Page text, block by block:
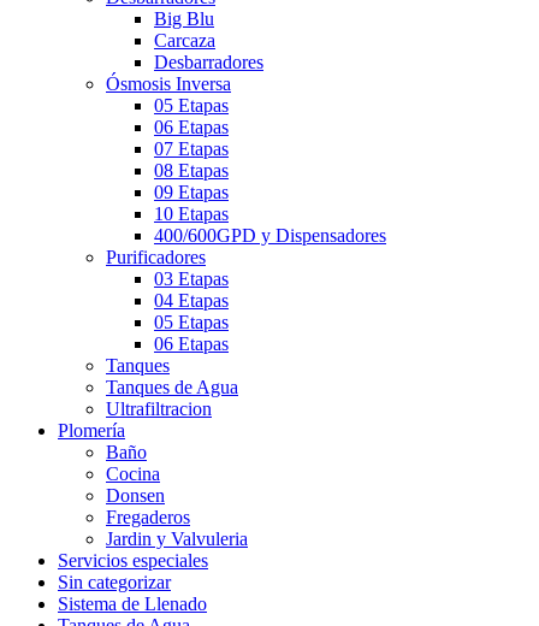
Big Blu
Carcaza
Desbarradores
Ósmosis Inversa
05 Etapas
06 Etapas
07 Etapas
08 Etapas
09 Etapas
10 Etapas
400/600GPD y Dispensadores
Purificadores
03 Etapas
04 Etapas
05 Etapas
06 Etapas
Tanques
Tanques de Agua
Ultrafiltracion
Plomería
Baño
Cocina
Donsen
Fregaderos
Jardin y Valvuleria
Servicios especiales
Sin categorizar
Sistema de Llenado